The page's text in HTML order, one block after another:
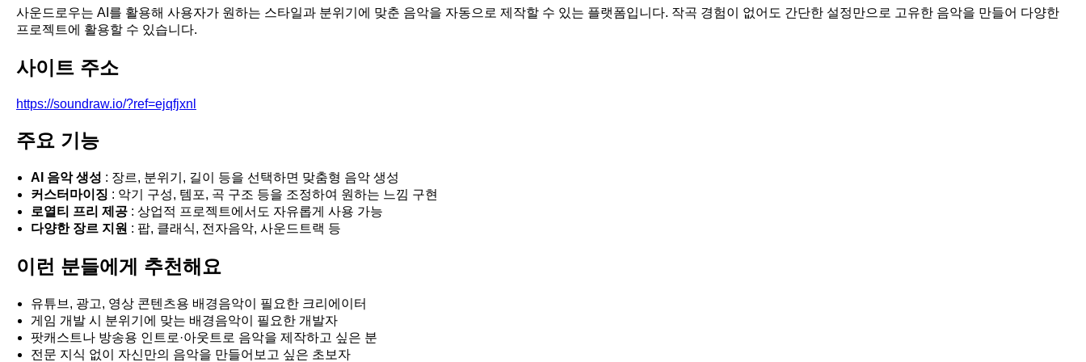
사운드로우는 AI를 활용해 사용자가 원하는 스타일과 분위기에 맞춘 음악을 자동으로 제작할 수 있는 플랫폼입니다. 작곡 경험이 없어도 간단한 설정만으로 고유한 음악을 만들어 다양한
프로젝트에 활용할 수 있습니다.
사이트 주소
https://soundraw.io/?ref=ejqfjxnl
주요 기능
AI 음악 생성 : 장르, 분위기, 길이 등을 선택하면 맞춤형 음악 생성
커스터마이징 : 악기 구성, 템포, 곡 구조 등을 조정하여 원하는 느낌 구현
로열티 프리 제공 : 상업적 프로젝트에서도 자유롭게 사용 가능
다양한 장르 지원 : 팝, 클래식, 전자음악, 사운드트랙 등
이런 분들에게 추천해요
유튜브, 광고, 영상 콘텐츠용 배경음악이 필요한 크리에이터
게임 개발 시 분위기에 맞는 배경음악이 필요한 개발자
팟캐스트나 방송용 인트로·아웃트로 음악을 제작하고 싶은 분
전문 지식 없이 자신만의 음악을 만들어보고 싶은 초보자